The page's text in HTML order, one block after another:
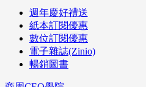
週年慶好禮送
紙本訂閱優惠
數位訂閱優惠
電子雜誌(Zinio)
暢銷圖書